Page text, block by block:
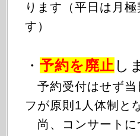
ります（平日は月
す）
・ 予約を廃止 し
予約受付はせず当
フが原則1人体制と
尚、コンサートに